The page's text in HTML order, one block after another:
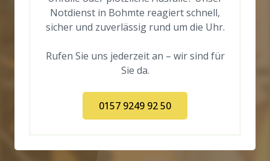
Notdienst in Bohmte reagiert schnell,
sicher und zuverlässig rund um die Uhr.
Rufen Sie uns jederzeit an – wir sind für
Sie da.
0157 9249 92 50